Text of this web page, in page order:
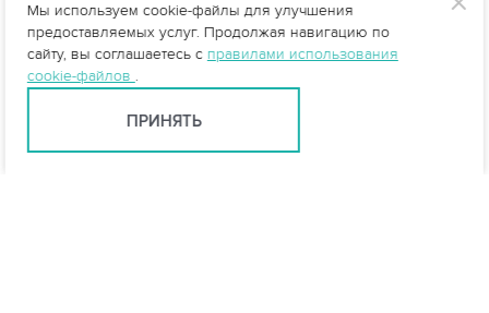
Мы используем cookie-файлы для улучшения
предоставляемых услуг. Продолжая навигацию по
сайту, вы соглашаетесь с правилами использования
cookie-файлов .
ПРИНЯТЬ